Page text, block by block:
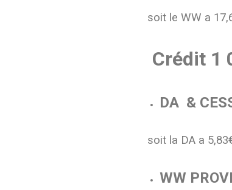
soit le WW a
Crédit 1
DA &
soit la DA a
WW